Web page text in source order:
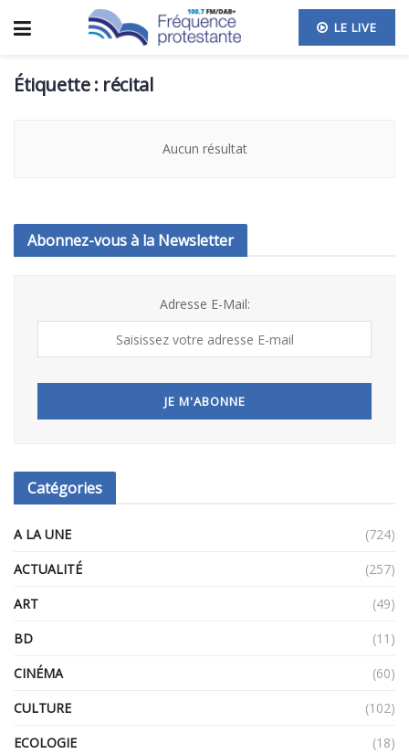
LE LIVE
Étiquette : récital
Aucun résultat
Abonnez-vous à la Newsletter
Adresse E-Mail:
Catégories
A LA UNE
(724)
ACTUALITÉ
(257)
ART
(49)
BD
(11)
CINÉMA
(60)
CULTURE
(102)
ECOLOGIE
(18)